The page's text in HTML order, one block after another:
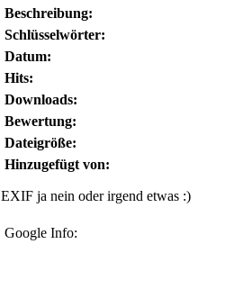
Beschreibung:
Schlüsselwörter:
Datum:
Hits:
Downloads:
Bewertung:
Dateigröße:
Hinzugefügt von:
EXIF ja nein oder irgend etwas :)
Google Info: